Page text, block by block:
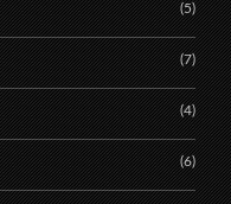
(5)
(7)
(4)
(6)